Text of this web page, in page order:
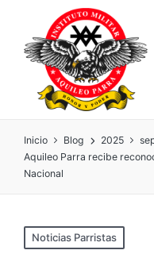
Inicio Blog 2025
Aquileo Parra recibe
Nacional
Noticias Parristas